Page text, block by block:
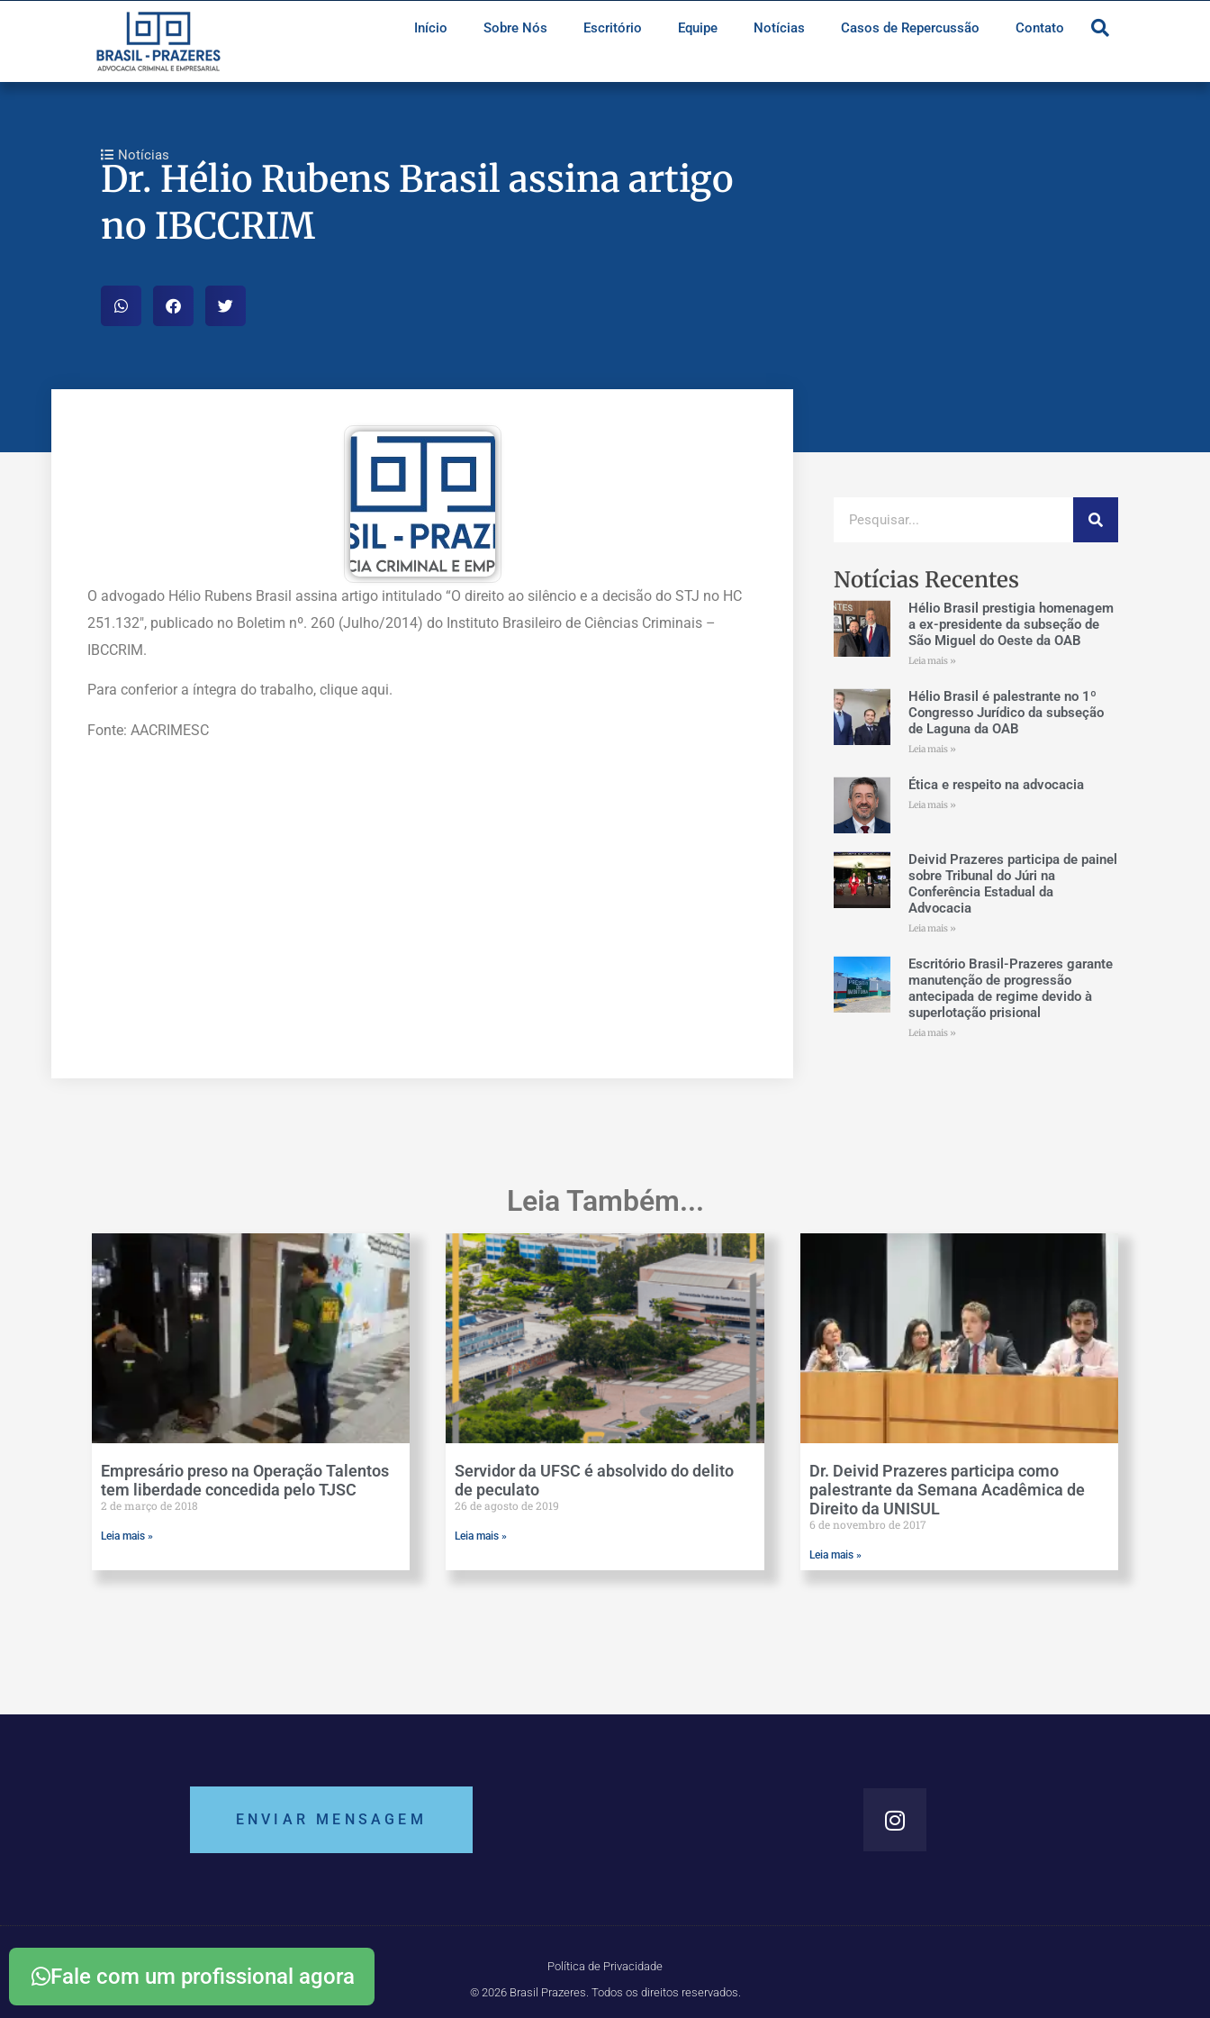
Início Sobre Nós Escritório Equipe Notícias Casos de Repercussão Contato
Notícias
Dr. Hélio Rubens Brasil assina artigo
no IBCCRIM
O advogado Hélio Rubens Brasil assina artigo intitulado “O direito ao silêncio e a decisão do STJ no HC
251.132″, publicado no Boletim nº. 260 (Julho/2014) do Instituto Brasileiro de Ciências Criminais –
IBCCRIM.
Para conferior a íntegra do trabalho, clique aqui.
Fonte: AACRIMESC
Notícias Recentes
Hélio Brasil prestigia homenagem
a ex-presidente da subseção de
São Miguel do Oeste da OAB
Leia mais »
Hélio Brasil é palestrante no 1º
Congresso Jurídico da subseção
de Laguna da OAB
Leia mais »
Ética e respeito na advocacia
Leia mais »
Deivid Prazeres participa de painel
sobre Tribunal do Júri na
Conferência Estadual da
Advocacia
Leia mais »
Escritório Brasil-Prazeres garante
manutenção de progressão
antecipada de regime devido à
superlotação prisional
Leia mais »
Leia Também...
Empresário preso na Operação Talentos
tem liberdade concedida pelo TJSC
2 de março de 2018
Leia mais »
Servidor da UFSC é absolvido do delito
de peculato
26 de agosto de 2019
Leia mais »
Dr. Deivid Prazeres participa como
palestrante da Semana Acadêmica de
Direito da UNISUL
6 de novembro de 2017
Leia mais »
ENVIAR MENSAGEM
Política de Privacidade
© 2026 Brasil Prazeres. Todos os direitos reservados.
Fale com um profissional agora